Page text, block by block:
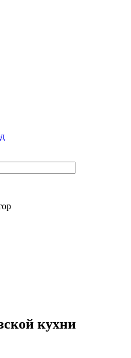
кухни